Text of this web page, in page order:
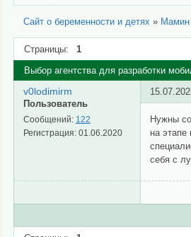
Сайт о беременности и детях »
Страницы: 1
Выбор агентства для разработки
v0lodimirm
Пользователь
Сообщений: 122
Регистрация: 01.06.2020
Нужны
на
себя с